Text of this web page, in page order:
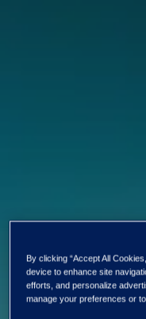
By clicking “Accept All
device to enhance site
efforts, and personalize
manage your preferences or